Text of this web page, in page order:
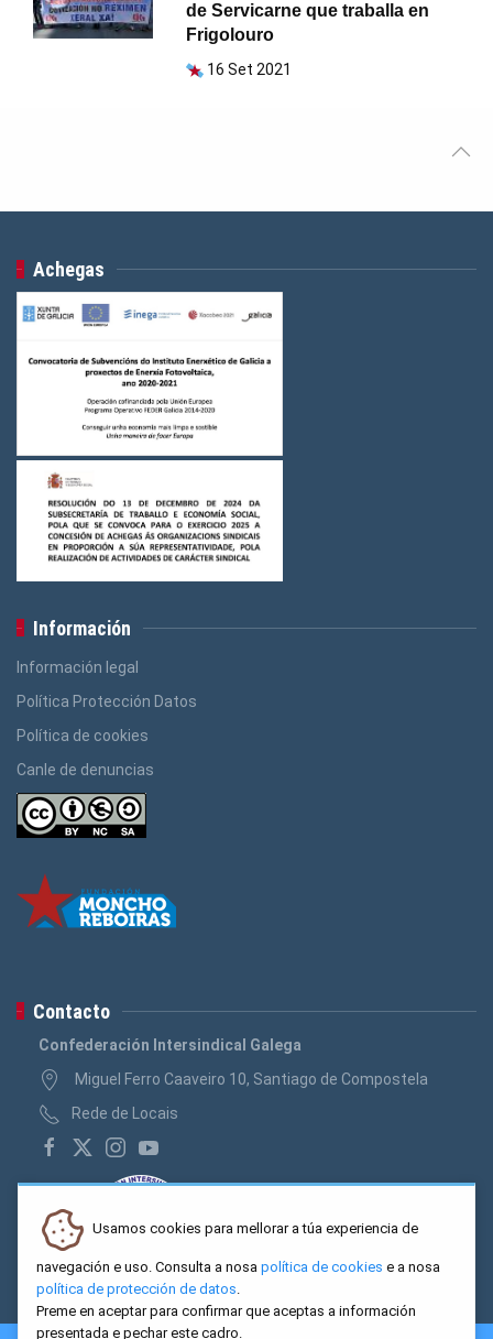
de Servicarne que traballa en
Frigolouro
16 Set 2021
Achegas
Información
Información legal
Política Protección Datos
Política de cookies
Canle de denuncias
Contacto
Confederación Intersindical Galega
Miguel Ferro Caaveiro 10, Santiago de Compostela
Rede de Locais
Usamos cookies para mellorar a túa experiencia de
navegación e uso. Consulta a nosa política de cookies e a nosa
política de protección de datos.
Preme en aceptar para confirmar que aceptas a información
presentada e pechar este cadro.